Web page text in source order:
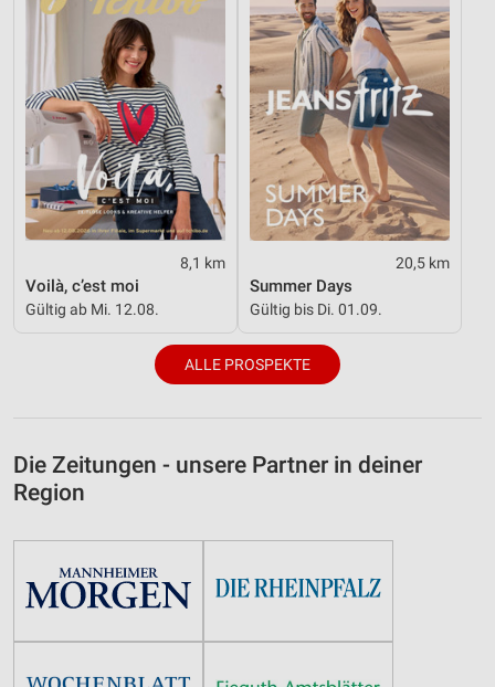
8,1 km
Voilà, c’est moi
Gültig ab Mi. 12.08.
20,5 km
Summer Days
Gültig bis Di. 01.09.
ALLE PROSPEKTE
Die Zeitungen - unsere Partner in deiner
Region